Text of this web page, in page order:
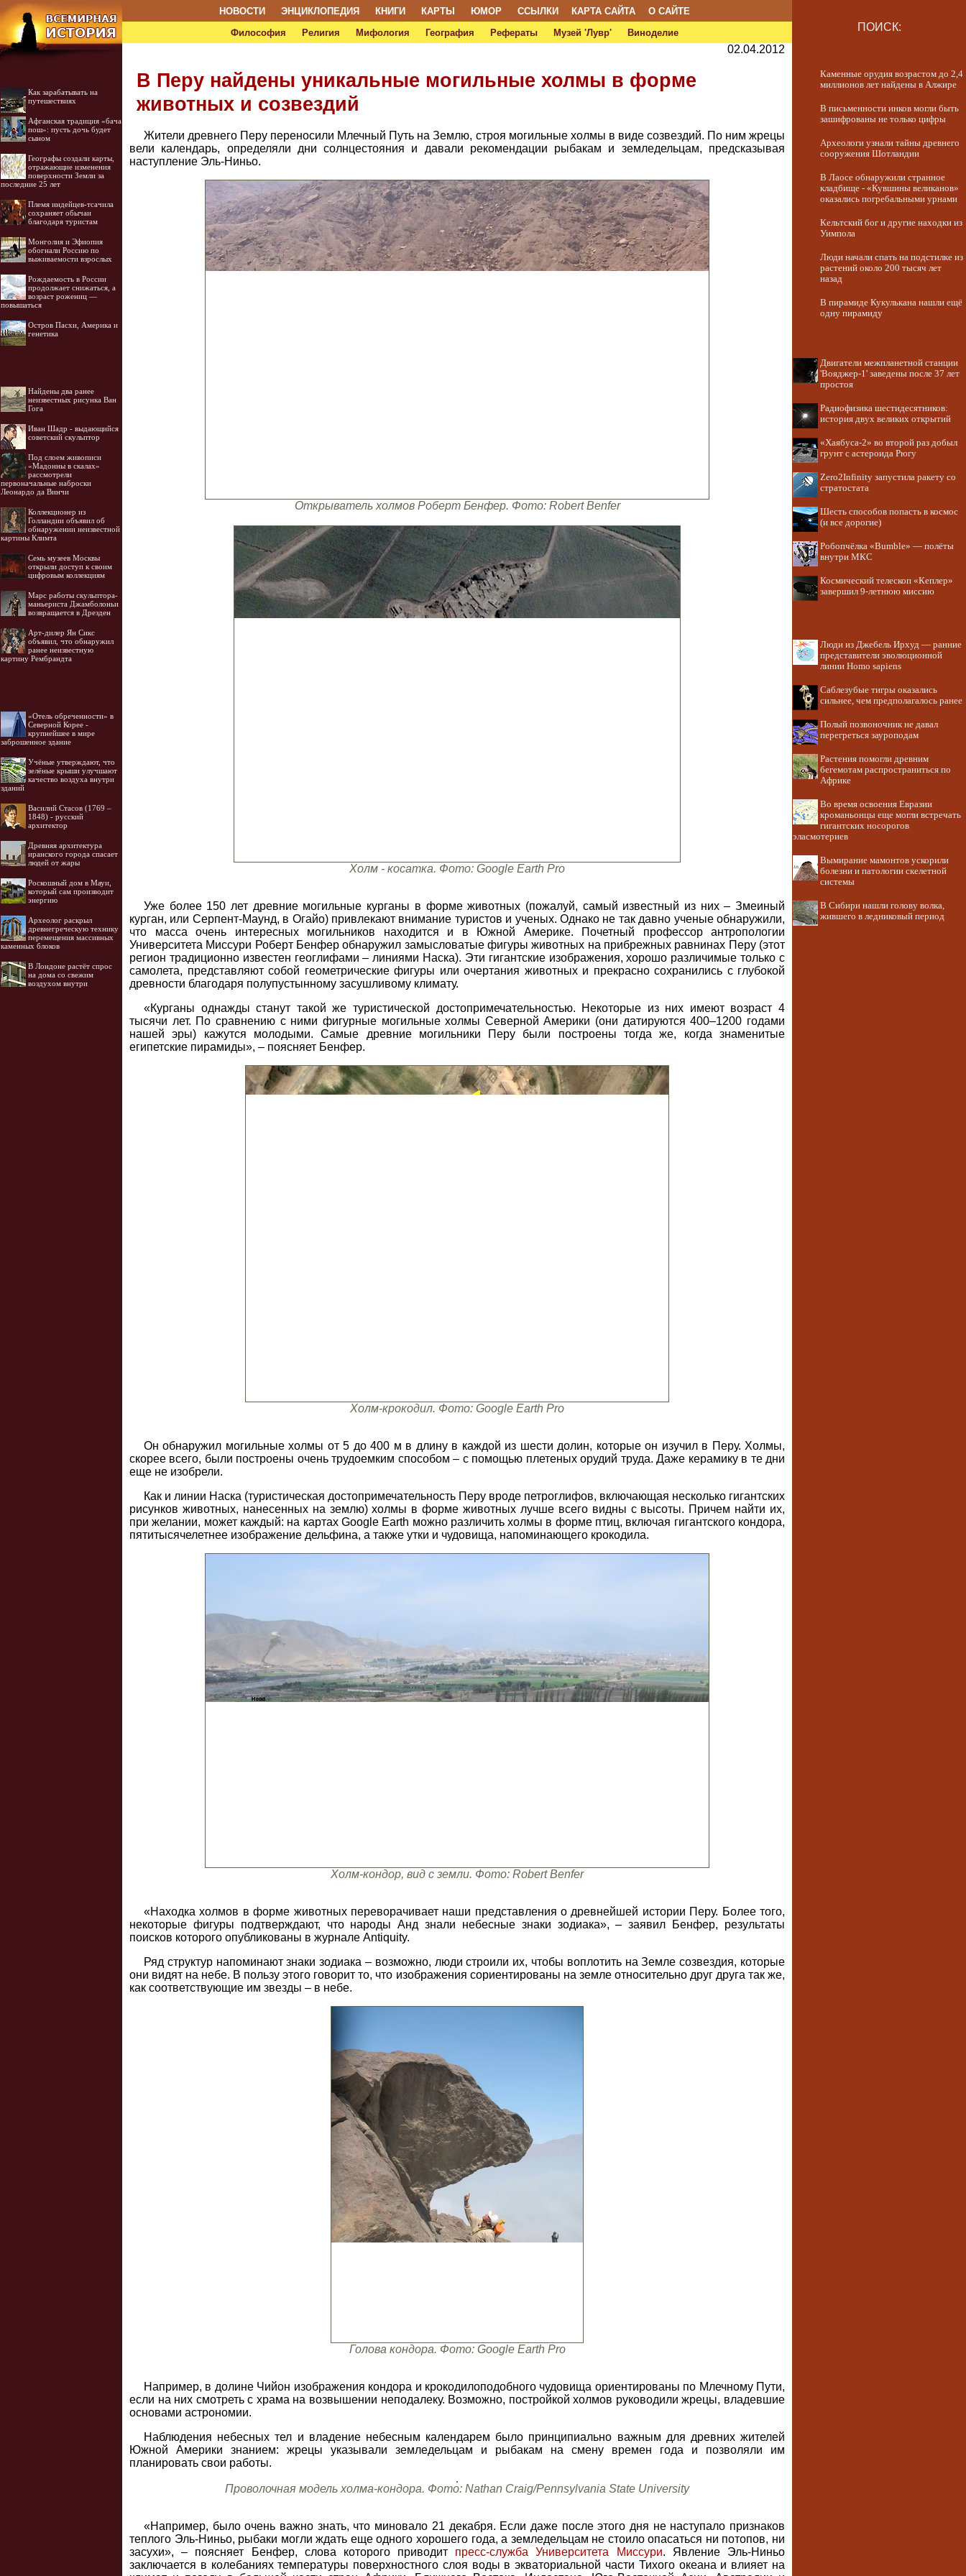
НОВОСТИ ЭНЦИКЛОПЕДИЯ КНИГИ КАРТЫ ЮМОР ССЫЛКИ КАРТА САЙТА
О САЙТЕ
Философия
Религия Мифология География Рефераты Музей 'Лувр' Виноделие ПОИСК:
Как зарабатывать на
путешествиях
Афганская традиция «бача
пош»: пусть дочь будет
сыном
Географы создали карты,
отражающие изменения
поверхности Земли за
последние 25 лет
Племя индейцев-тсачила
сохраняет обычаи
благодаря туристам
Монголия и Эфиопия
обогнали Россию по
выживаемости взрослых
Рождаемость в России
продолжает снижаться, а
возраст рожениц —
повышаться
Остров Пасхи, Америка и
генетика
Найдены два ранее
неизвестных рисунка Ван
Гога
Иван Шадр - выдающийся
советский скульптор
Под слоем живописи
«Мадонны в скалах»
рассмотрели
первоначальные наброски
Леонардо да Винчи
Коллекционер из
Голландии объявил об
обнаружении неизвестной
картины Климта
Семь музеев Москвы
открыли доступ к своим
цифровым коллекциям
Марс работы скульптора-
маньериста Джамболоньи
возвращается в Дрезден
Арт-дилер Ян Сикс
объявил, что обнаружил
ранее неизвестную
картину Рембрандта
«Отель обреченности» в
Северной Корее -
крупнейшее в мире
заброшенное здание
Учёные утверждают, что
зелёные крыши улучшают
качество воздуха внутри
зданий
Василий Стасов (1769 –
1848) - русский
архитектор
Древняя архитектура
иранского города спасает
людей от жары
Роскошный дом в Мауи,
который сам производит
энергию
Археолог раскрыл
древнегреческую технику
перемещения массивных
каменных блоков
В Лондоне растёт спрос
на дома со свежим
воздухом внутри
02.04.2012
В Перу найдены уникальные могильные холмы в форме
животных и созвездий
Жители древнего Перу переносили Млечный Путь на Землю, строя могильные холмы в виде созвездий. По ним жрецы
вели календарь, определяли дни солнцестояния и давали рекомендации рыбакам и земледельцам, предсказывая
наступление Эль-Ниньо.
Открыватель холмов Роберт Бенфер. Фото: Robert Benfer
Холм - косатка. Фото: Google Earth Pro
Уже более 150 лет древние могильные курганы в форме животных (пожалуй, самый известный из них – Змеиный
курган, или Серпент-Маунд, в Огайо) привлекают внимание туристов и ученых. Однако не так давно ученые обнаружили,
что масса очень интересных могильников находится и в Южной Америке. Почетный профессор антропологии
Университета Миссури Роберт Бенфер обнаружил замысловатые фигуры животных на прибрежных равнинах Перу (этот
регион традиционно известен геоглифами – линиями Наска). Эти гигантские изображения, хорошо различимые только с
самолета, представляют собой геометрические фигуры или очертания животных и прекрасно сохранились с глубокой
древности благодаря полупустынному засушливому климату.
«Курганы однажды станут такой же туристической достопримечательностью. Некоторые из них имеют возраст 4
тысячи лет. По сравнению с ними фигурные могильные холмы Северной Америки (они датируются 400–1200 годами
нашей эры) кажутся молодыми. Самые древние могильники Перу были построены тогда же, когда знаменитые
египетские пирамиды», – поясняет Бенфер.
Холм-крокодил. Фото: Google Earth Pro
Он обнаружил могильные холмы от 5 до 400 м в длину в каждой из шести долин, которые он изучил в Перу. Холмы,
скорее всего, были построены очень трудоемким способом – с помощью плетеных орудий труда. Даже керамику в те дни
еще не изобрели.
Как и линии Наска (туристическая достопримечательность Перу вроде петроглифов, включающая несколько гигантских
рисунков животных, нанесенных на землю) холмы в форме животных лучше всего видны с высоты. Причем найти их,
при желании, может каждый: на картах Google Earth можно различить холмы в форме птиц, включая гигантского кондора,
пятитысячелетнее изображение дельфина, а также утки и чудовища, напоминающего крокодила.
Холм-кондор, вид с земли. Фото: Robert Benfer
«Находка холмов в форме животных переворачивает наши представления о древнейшей истории Перу. Более того,
некоторые фигуры подтверждают, что народы Анд знали небесные знаки зодиака», – заявил Бенфер, результаты
поисков которого опубликованы в журнале Antiquity.
Ряд структур напоминают знаки зодиака – возможно, люди строили их, чтобы воплотить на Земле созвездия, которые
они видят на небе. В пользу этого говорит то, что изображения сориентированы на земле относительно друг друга так же,
как соответствующие им звезды – в небе.
Голова кондора. Фото: Google Earth Pro
Например, в долине Чийон изображения кондора и крокодилоподобного чудовища ориентированы по Млечному Пути,
если на них смотреть с храма на возвышении неподалеку. Возможно, постройкой холмов руководили жрецы, владевшие
основами астрономии.
Наблюдения небесных тел и владение небесным календарем было принципиально важным для древних жителей
Южной Америки знанием: жрецы указывали земледельцам и рыбакам на смену времен года и позволяли им
планировать свои работы.
Проволочная модель холма-кондора. Фото: Nathan Craig/Pennsylvania State University
«Например, было очень важно знать, что миновало 21 декабря. Если даже после этого дня не наступало признаков
теплого Эль-Ниньо, рыбаки могли ждать еще одного хорошего года, а земледельцам не стоило опасаться ни потопов, ни
засухи», – поясняет Бенфер, слова которого приводит пресс-служба Университета Миссури. Явление Эль-Ниньо
заключается в колебаниях температуры поверхностного слоя воды в экваториальной части Тихого океана и влияет на
Каменные орудия возрастом до 2,4
миллионов лет найдены в Алжире
В письменности инков могли быть
зашифрованы не только цифры
Археологи узнали тайны древнего
сооружения Шотландии
В Лаосе обнаружили странное
кладбище - «Кувшины великанов»
оказались погребальными урнами
Кельтский бог и другие находки из
Уимпола
Люди начали спать на подстилке из
растений около 200 тысяч лет
назад
В пирамиде Кукулькана нашли ещё
одну пирамиду
Двигатели межпланетной станции
'Вояджер-1' заведены после 37 лет
простоя
Радиофизика шестидесятников:
история двух великих открытий
«Хаябуса-2» во второй раз добыл
грунт с астероида Рюгу
Zero2Infinity запустила ракету со
стратостата
Шесть способов попасть в космос
(и все дорогие)
Робопчёлка «Bumble» — полёты
внутри МКС
Космический телескоп «Кеплер»
завершил 9-летнюю миссию
Люди из Джебель Ирхуд — ранние
представители эволюционной
линии Homo sapiens
Саблезубые тигры оказались
сильнее, чем предполагалось ранее
Полый позвоночник не давал
перегреться зауроподам
Растения помогли древним
бегемотам распространиться по
Африке
Во время освоения Евразии
кроманьонцы еще могли встречать
гигантских носорогов
эласмотериев
Вымирание мамонтов ускорили
болезни и патологии скелетной
системы
В Сибири нашли голову волка,
жившего в ледниковый период